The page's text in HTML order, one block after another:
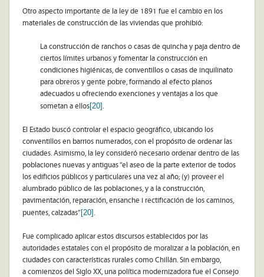
Otro aspecto importante de la ley de 1891 fue el cambio en los
materiales de construcción de las viviendas que prohibió:
La construcción de ranchos o casas de quincha y paja dentro de
ciertos límites urbanos y fomentar la construcción en
condiciones higiénicas, de conventillos o casas de inquilinato
para obreros y gente pobre, formando al efecto planos
adecuados u ofreciendo exenciones y ventajas a los que
sometan a ellos[20].
El Estado buscó controlar el espacio geográfico, ubicando los
conventillos en barrios numerados, con el propósito de ordenar las
ciudades. Asimismo, la ley consideró necesario ordenar dentro de las
poblaciones nuevas y antiguas “el aseo de la parte exterior de todos
los edificios públicos y particulares una vez al año; (y) proveer el
alumbrado público de las poblaciones, y a la construcción,
pavimentación, reparación, ensanche i rectificación de los caminos,
puentes, calzadas” [20].
Fue complicado aplicar estos discursos establecidos por las
autoridades estatales con el propósito de moralizar a la población, en
ciudades con características rurales como Chillán. Sin embargo,
a comienzos del Siglo XX, una política modernizadora fue el Consejo